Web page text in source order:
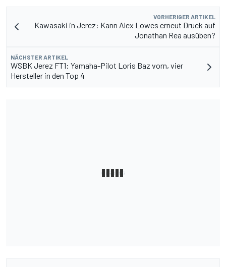
VORHERIGER ARTIKEL
Kawasaki in Jerez: Kann Alex Lowes erneut Druck auf
Jonathan Rea ausüben?
NÄCHSTER ARTIKEL
WSBK Jerez FT1: Yamaha-Pilot Loris Baz vorn, vier
Hersteller in den Top 4